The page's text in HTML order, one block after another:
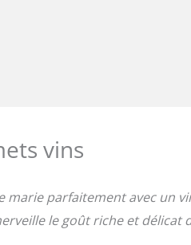
vins
marie parfaitement avec un
le goût riche et délicat